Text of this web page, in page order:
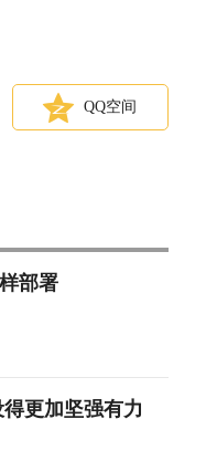
QQ空间
部署
更加坚强有力